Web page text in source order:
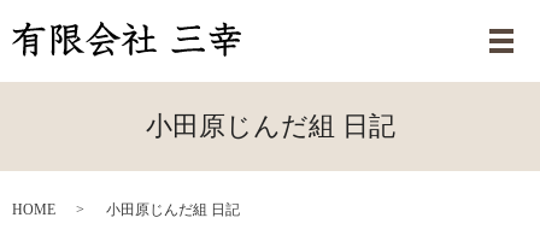
メ
小田原じんだ組 日記
HOME 小田原じんだ組 日記